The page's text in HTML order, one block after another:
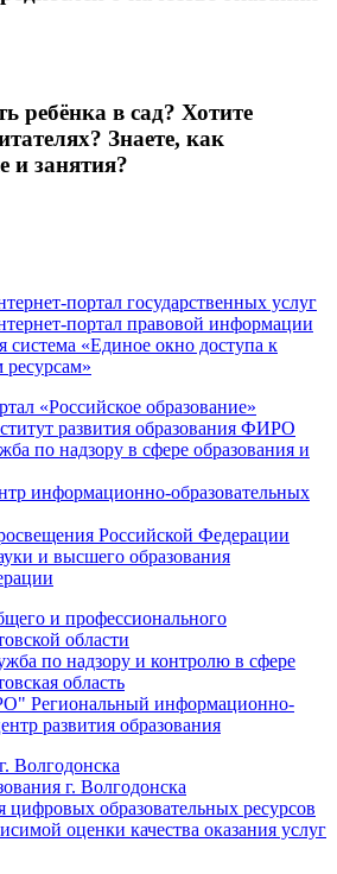
ребёнка в сад? Хотите
Знаете, как
и занятия?
портал государственных услуг
портал правовой информации
«Единое окно доступа к
ресурсам»
«Российское образование»
развития образования ФИРО
по надзору в сфере образования и
информационно-образовательных
Российской Федерации
и высшего образования
и профессионального
области
по надзору и контролю в сфере
область
Региональный информационно-
развития образования
Волгодонска
г. Волгодонска
цифровых образовательных ресурсов
оценки качества оказания услуг